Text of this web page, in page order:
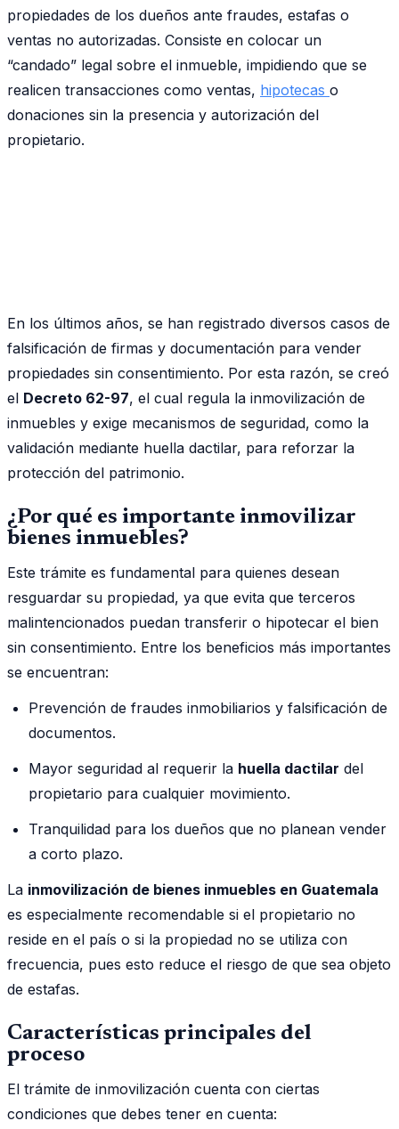
propiedades de los dueños ante fraudes, estafas o
ventas no autorizadas. Consiste en colocar un
“candado” legal sobre el inmueble, impidiendo que se
realicen transacciones como ventas, hipotecas o
donaciones sin la presencia y autorización del
propietario.
En los últimos años, se han registrado diversos casos de
falsificación de firmas y documentación para vender
propiedades sin consentimiento. Por esta razón, se creó
el Decreto 62-97, el cual regula la inmovilización de
inmuebles y exige mecanismos de seguridad, como la
validación mediante huella dactilar, para reforzar la
protección del patrimonio.
¿Por qué es importante inmovilizar
bienes inmuebles?
Este trámite es fundamental para quienes desean
resguardar su propiedad, ya que evita que terceros
malintencionados puedan transferir o hipotecar el bien
sin consentimiento. Entre los beneficios más importantes
se encuentran:
Prevención de fraudes inmobiliarios y falsificación de
documentos.
Mayor seguridad al requerir la huella dactilar del
propietario para cualquier movimiento.
Tranquilidad para los dueños que no planean vender
a corto plazo.
La inmovilización de bienes inmuebles en Guatemala
es especialmente recomendable si el propietario no
reside en el país o si la propiedad no se utiliza con
frecuencia, pues esto reduce el riesgo de que sea objeto
de estafas.
Características principales del
proceso
El trámite de inmovilización cuenta con ciertas
condiciones que debes tener en cuenta: